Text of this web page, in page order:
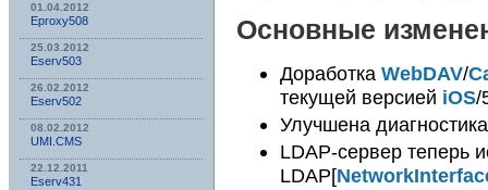
01.04.2012
Eproxy508
25.03.2012
Eserv503
26.02.2012
Eserv502
08.02.2012
UMI.CMS
22.12.2011
Eserv431
Основные
Доработка WebDAV/
текущей версией iOS/
Улучшена
LDAP-сервер теперь
LDAP[